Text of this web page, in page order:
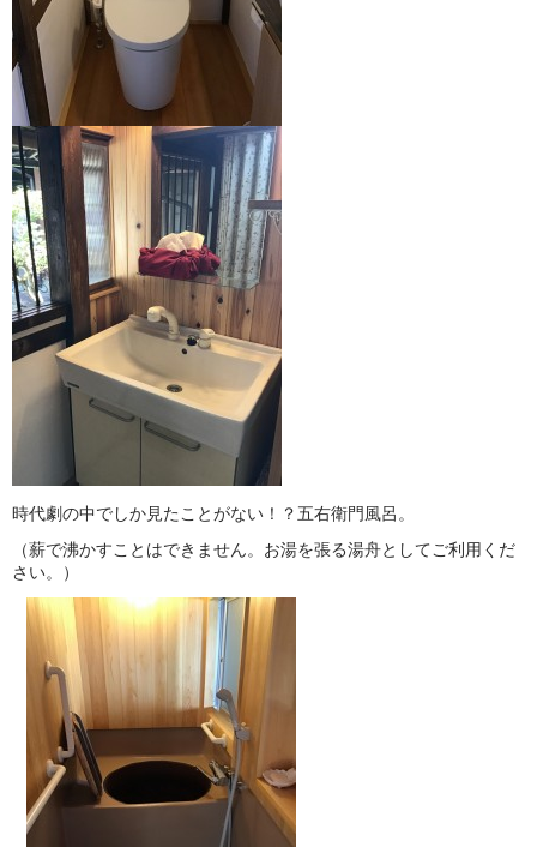
時代劇の中でしか見たことがない！？五右衛門風呂。
（薪で沸かすことはできません。お湯を張る湯舟としてご利用くだ
さい。）